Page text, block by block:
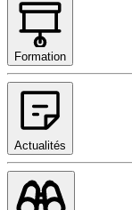
Formation
Actualités